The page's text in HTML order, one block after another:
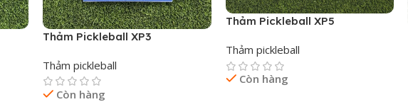
Thảm Pickleball XP3
Thảm pickleball
Còn hàng
Thảm Pickleball XP5
Thảm pickleball
Còn hàng